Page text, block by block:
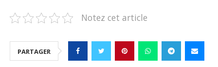
Notez cet article
PARTAGER